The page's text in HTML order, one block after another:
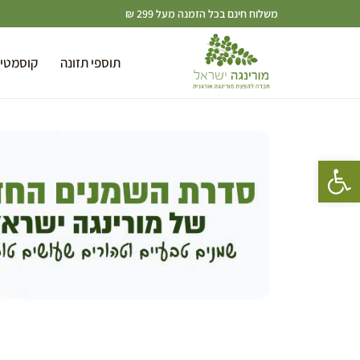
פתח סרגל נגישות
משלוח חינם בכל הזמנה מעל 299 ₪
תוספי תזונה